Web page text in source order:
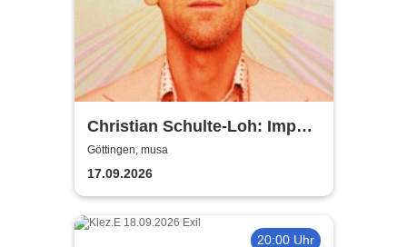
Christian Schulte-Loh: Import
Export
Göttingen, musa
17.09.2026
20:00 Uhr